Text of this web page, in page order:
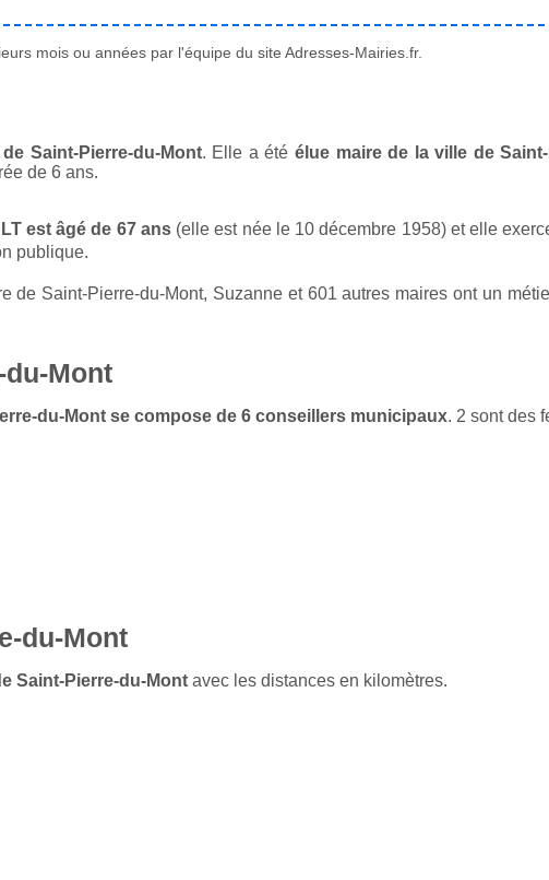
mois ou années par l'équipe du site Adresses-Mairies.fr.
Saint-Pierre-du-Mont. Elle a été élue maire de la ville de
de 6 ans.
est âgé de 67 ans(elle est née le 10 décembre 1958) et elle
publique.
de Saint-Pierre-du-Mont, Suzanne et 601 autres maires ont un
Mont
du-Mont se compose de 6 conseillers municipaux. 2 sont des
du-Mont
Saint-Pierre-du-Mont avec les distances en kilomètres.